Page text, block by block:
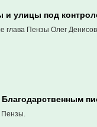
и улицы под
глава Пензы Олег
Благодарственным
Пензы.